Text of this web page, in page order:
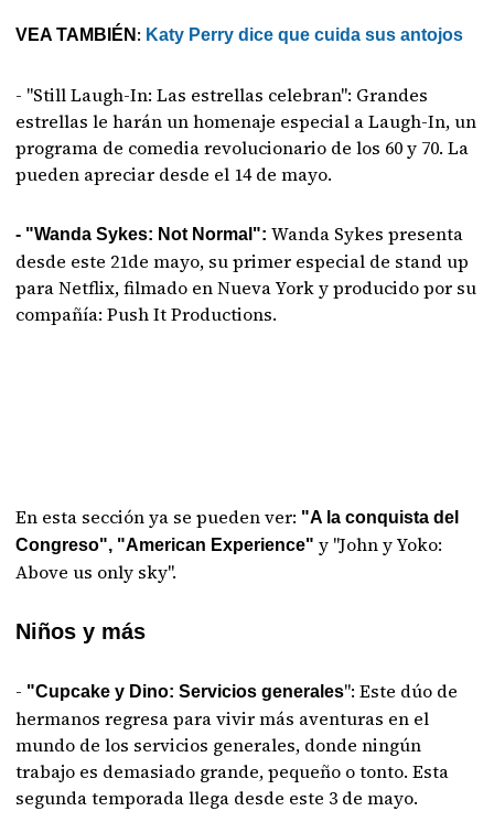
VEA TAMBIÉN : Katy Perry dice que cuida sus antojos
- "Still Laugh-In: Las estrellas celebran": Grandes
estrellas le harán un homenaje especial a Laugh-In, un
programa de comedia revolucionario de los 60 y 70. La
pueden apreciar desde el 14 de mayo.
- "Wanda Sykes: Not Normal": Wanda Sykes presenta
desde este 21de mayo, su primer especial de stand up
para Netflix, filmado en Nueva York y producido por su
compañía: Push It Productions.
En esta sección ya se pueden ver: "A la conquista del
Congreso", "American Experience" y "John y Yoko:
Above us only sky".
Niños y más
- "Cupcake y Dino: Servicios generales": Este dúo de
hermanos regresa para vivir más aventuras en el
mundo de los servicios generales, donde ningún
trabajo es demasiado grande, pequeño o tonto. Esta
segunda temporada llega desde este 3 de mayo.